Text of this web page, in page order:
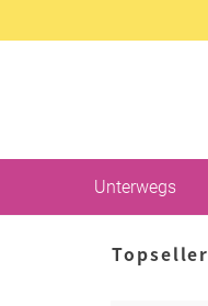
Unterwegs
Topseller